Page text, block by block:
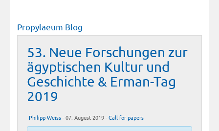
Propylaeum Blog
53. Neue Forschungen zur
ägyptischen Kultur und
Geschichte & Erman-Tag
2019
Philipp Weiss- 07. August 2019 -Call for papers